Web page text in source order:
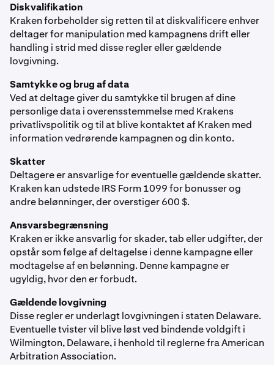
Diskvalifikation
Kraken forbeholder sig retten til at diskvalificere enhver
deltager for manipulation med kampagnens drift eller
handling i strid med disse regler eller gældende
lovgivning.
Samtykke og brug af data
Ved at deltage giver du samtykke til brugen af dine
personlige data i overensstemmelse med Krakens
privatlivspolitik og til at blive kontaktet af Kraken med
information vedrørende kampagnen og din konto.
Skatter
Deltagere er ansvarlige for eventuelle gældende skatter.
Kraken kan udstede IRS Form 1099 for bonusser og
andre belønninger, der overstiger 600 $.
Ansvarsbegrænsning
Kraken er ikke ansvarlig for skader, tab eller udgifter, der
opstår som følge af deltagelse i denne kampagne eller
modtagelse af en belønning. Denne kampagne er
ugyldig, hvor den er forbudt.
Gældende lovgivning
Disse regler er underlagt lovgivningen i staten Delaware.
Eventuelle tvister vil blive løst ved bindende voldgift i
Wilmington, Delaware, i henhold til reglerne fra American
Arbitration Association.